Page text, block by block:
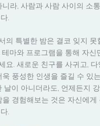
라, 사람과 사람 사이의 소
.
의 특별한 밤은 결코 잊지 못
마와 프로그램을 통해 자신
요. 새로운 친구를 사귀고,
풍성한 인생을 즐길 수 있
날이 아니더라도, 언제든지
을 경험해보는 것은 자신에게
.